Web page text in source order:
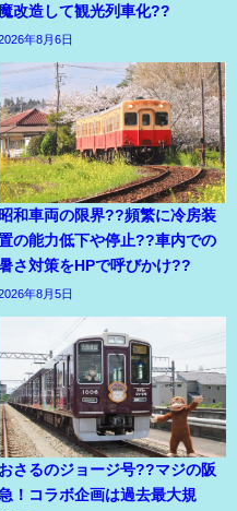
魔改造して観光列車化??
年8月6日
昭和車両の限界??頻繁に冷房装
の能力低下や停止??車内での
さ対策をHPで呼びかけ??
年8月5日
おさるのジョージ号??マジの阪
！コラボ企画は過去最大規